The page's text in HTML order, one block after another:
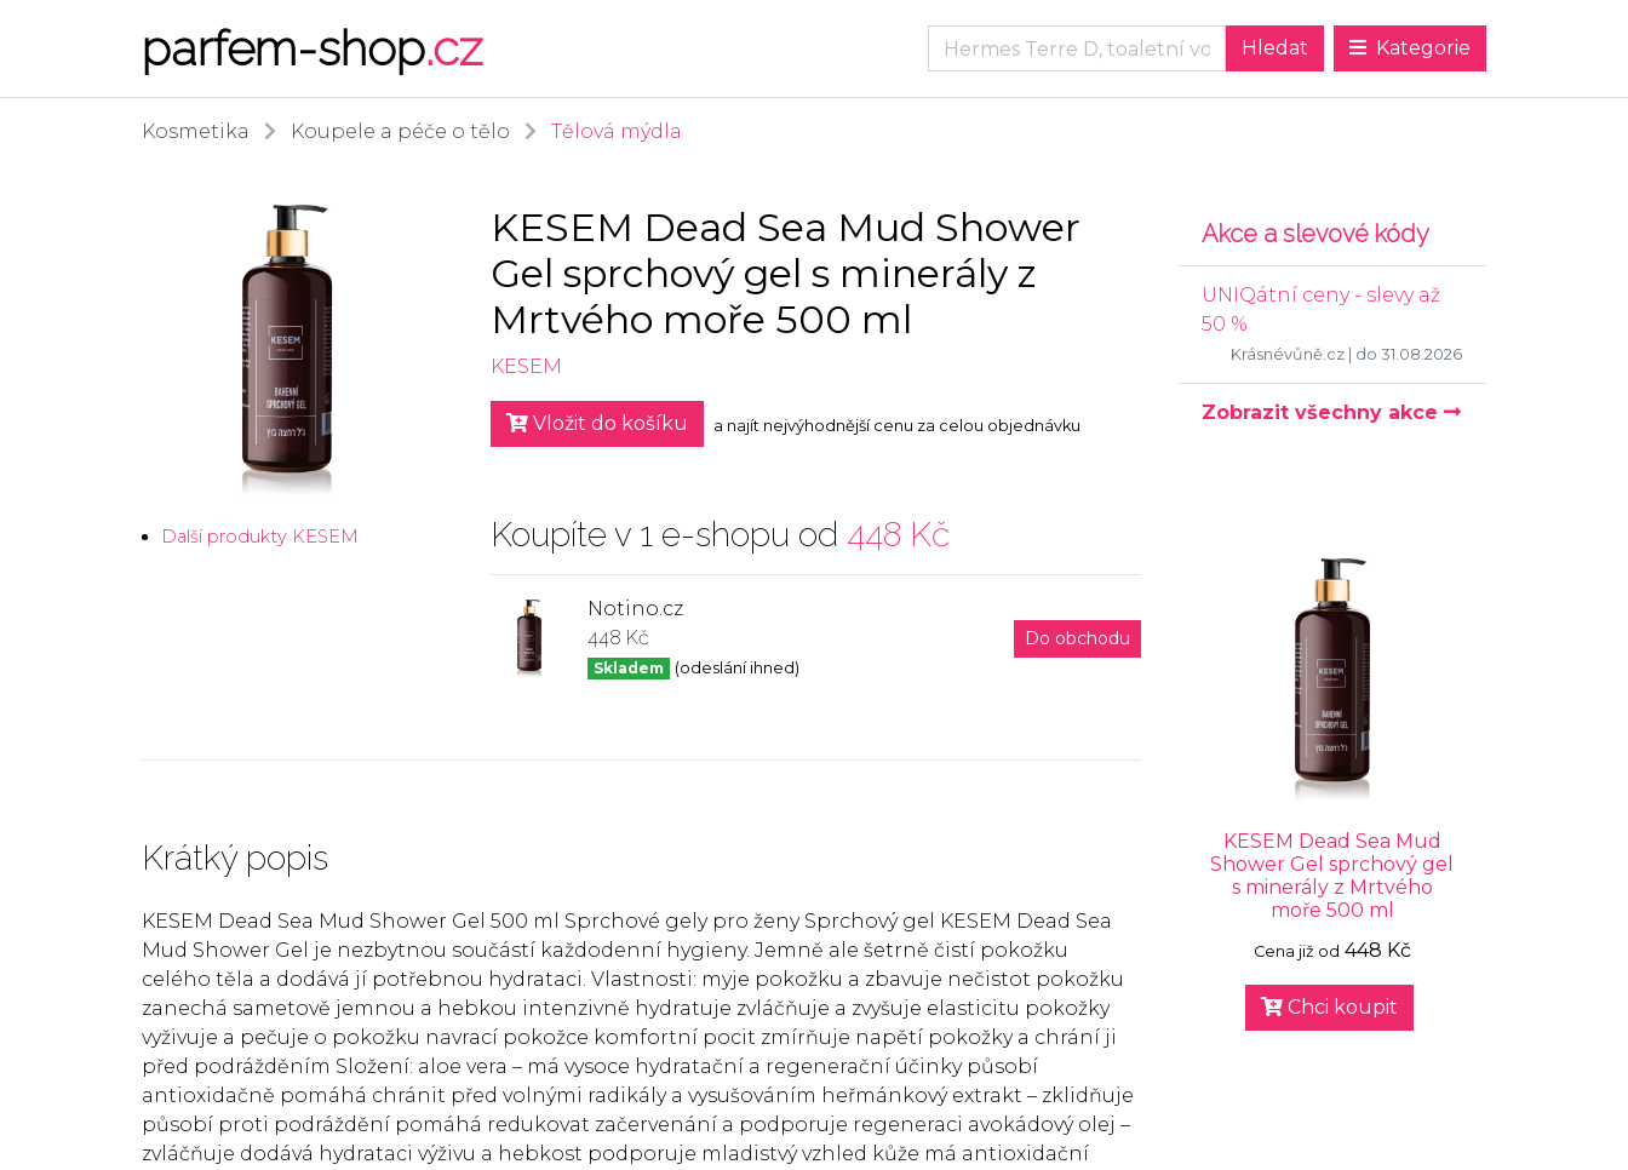
parfem-shop.cz Kategorie
Kosmetika Koupele a péče o tělo Tělová mýdla
Další produkty KESEM
KESEM Dead Sea Mud Shower
Gel sprchový gel s minerály z
Mrtvého moře 500 ml
KESEM
Vložit do košíku a najít nejvýhodnější cenu za celou objednávku
Koupíte v 1 e-shopu od 448 Kč
Notino.cz
448 Kč
Skladem (odeslání ihned)
Do obchodu
Krátký popis
KESEM Dead Sea Mud Shower Gel 500 ml Sprchové gely pro ženy Sprchový gel KESEM Dead Sea
Mud Shower Gel je nezbytnou součástí každodenní hygieny. Jemně ale šetrně čistí pokožku
celého těla a dodává jí potřebnou hydrataci. Vlastnosti: myje pokožku a zbavuje nečistot pokožku
zanechá sametově jemnou a hebkou intenzivně hydratuje zvláčňuje a zvyšuje elasticitu pokožky
vyživuje a pečuje o pokožku navrací pokožce komfortní pocit zmírňuje napětí pokožky a chrání ji
před podrážděním Složení: aloe vera – má vysoce hydratační a regenerační účinky působí
antioxidačně pomáhá chránit před volnými radikály a vysušováním heřmánkový extrakt – zklidňuje
působí proti podráždění pomáhá redukovat začervenání a podporuje regeneraci avokádový olej –
zvláčňuje dodává hydrataci výživu a hebkost podporuje mladistvý vzhled kůže má antioxidační
Akce a slevové kódy
UNIQátní ceny - slevy až
50 %
Krásnévůně.cz | do 31.08.2026
Zobrazit všechny akce
KESEM Dead Sea Mud
Shower Gel sprchový gel
s minerály z Mrtvého
moře 500 ml
Cena již od 448 Kč
Chci koupit